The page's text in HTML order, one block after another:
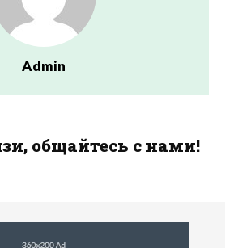
Admin
общайтесь с нами!